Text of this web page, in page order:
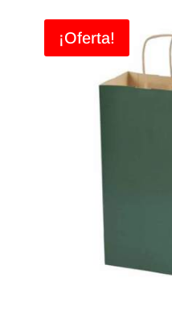
¡Oferta!